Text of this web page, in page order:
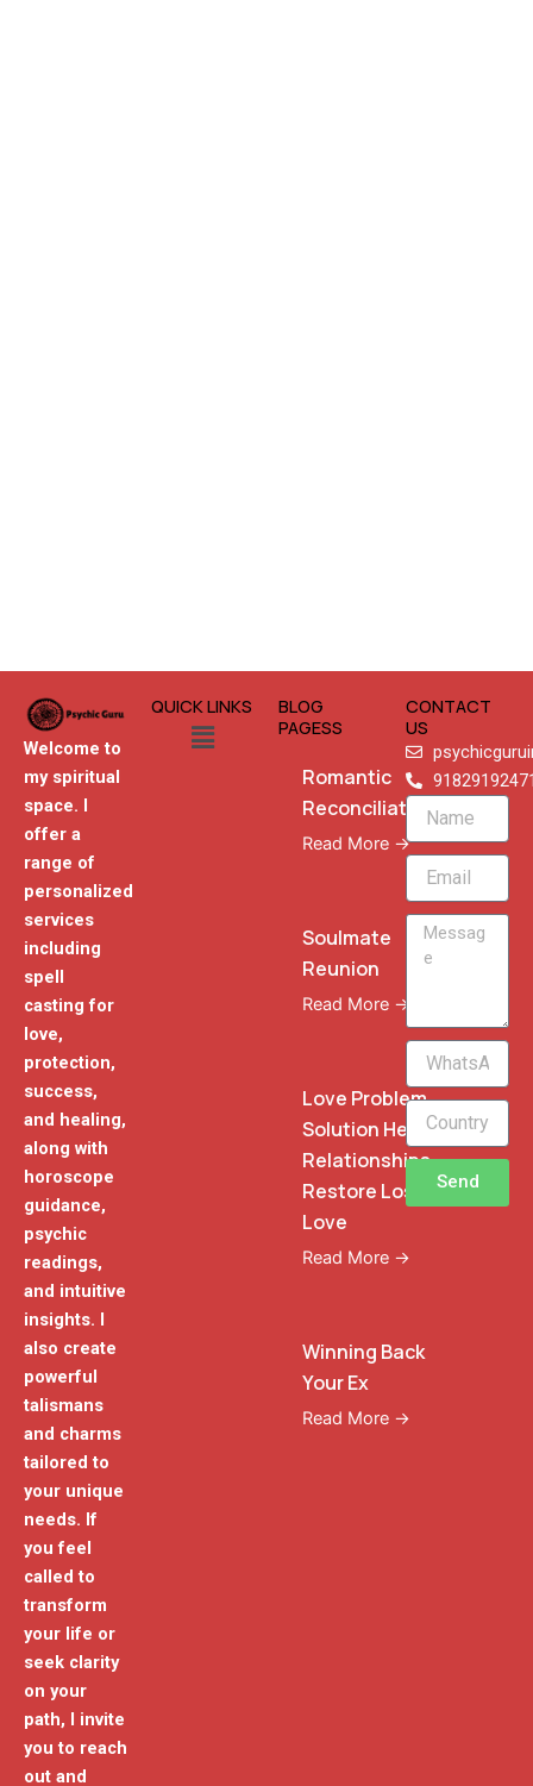
Welcome to
my spiritual
space. I
offer a
range of
personalized
services
including
spell
casting for
love,
protection,
success,
and healing,
along with
horoscope
guidance,
psychic
readings,
and intuitive
insights. I
also create
powerful
talismans
and charms
tailored to
your unique
needs. If
you feel
called to
transform
your life or
seek clarity
on your
path, I invite
you to reach
out and
QUICK LINKS
Menu
BLOG
PAGESS
Romantic
Reconciliation
Read More →
Soulmate
Reunion
Read More →
Love Problem
Solution Heal
Relationships
Restore Lost
Love
Read More →
Winning Back
Your Ex
Read More →
CONTACT
US
Name
Email
Message
WhatsApp
Phone
Send